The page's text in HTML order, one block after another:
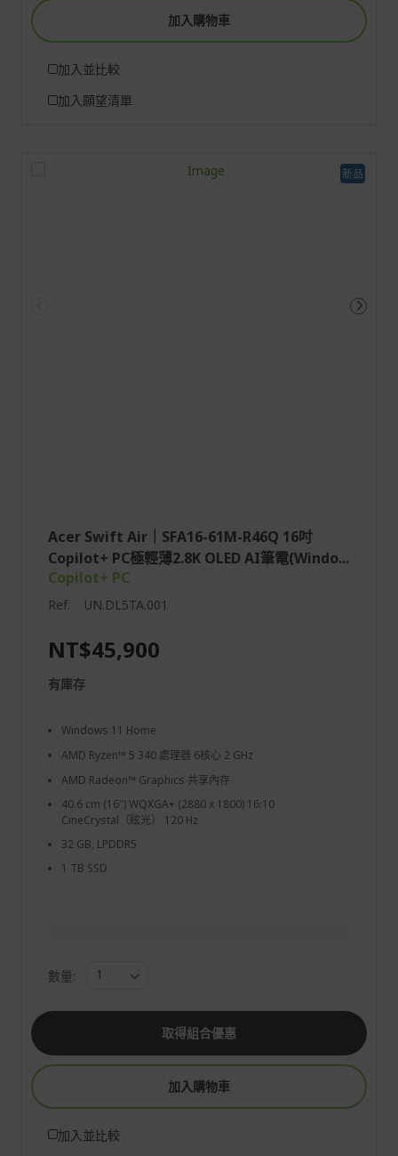
加入購物車
加入並比較
加入願望清單
新品
Acer Swift Air｜SFA16-61M-R46Q 16吋
Copilot+ PC極輕薄2.8K OLED AI筆電(Windo...
Copilot+ PC
Ref. UN.DL5TA.001
NT$45,900
有庫存
Windows 11 Home
AMD Ryzen™ 5 340 處理器 6核心 2 GHz
AMD Radeon™ Graphics 共享內存
40.6 cm (16") WQXGA+ (2880 x 1800) 16:10
CineCrystal（眩光） 120 Hz
32 GB, LPDDR5
1 TB SSD
數量:
取得組合優惠
加入購物車
加入並比較